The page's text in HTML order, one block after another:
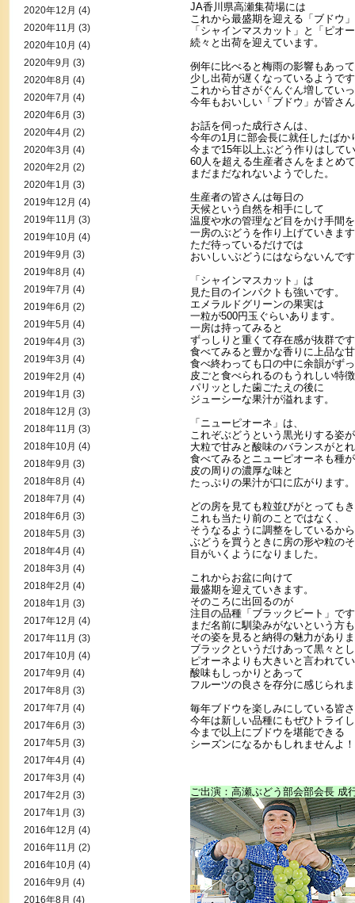
JA香川県高瀬集荷場には
これから最盛期を迎える「ブドウ」
「シャインマスカット」と「ピオ
続々と出荷を迎えています。
例年に比べると梅雨の影響もあって
少し出荷が遅くなっているようで
これから甘さがぐんぐん増してい
今年もおいしい「ブドウ」が皆さ
お話を伺った成行さんは、
今年の1月に部会長に就任したばか
今まで15年以上ぶどう作りはして
60人を超える生産者さんをまとめ
まだまだなれないようでした。
生産者の皆さんは毎日の
天候という自然を相手にして
温度や水の管理など目をかけ手間
一房のぶどうを作り上げていきま
ただ待っているだけでは
おいしいぶどうにはならないんで
「シャインマスカット」は
見た目のインパクトも強いです。
エメラルドグリーンの果実は
一粒が500円玉ぐらいあります。
一房は持ってみると
ずっしりと重くて存在感が抜群で
食べてみると豊かな香りに上品な
食べ終わっても口の中に余韻がず
皮ごと食べられるのもうれしい特
パリッとした歯ごたえの後に
ジューシーな果汁が溢れます。
「ニューピオーネ」は、
これぞぶどうという黒光りする姿
大粒で甘みと酸味のバランスがと
食べてみるとニューピオーネも種
皮の周りの濃厚な味と
たっぷりの果汁が口に広がります。
どの房を見ても粒並びがとっても
これも当たり前のことではなく、
そうなるように調整をしているか
ぶどうを買うときに房の形や粒の
目がいくようになりました。
これからお盆に向けて
最盛期を迎えていきます。
そのころに出回るのが
注目の品種「ブラックビート」で
まだ名前に馴染みがないという方
その姿を見ると納得の魅力があり
ブラックというだけあって黒々と
ピオーネよりも大きいと言われて
酸味もしっかりとあって
フルーツの良さを存分に感じられ
毎年ブドウを楽しみにしている皆
今年は新しい品種にもぜひトライ
今まで以上にブドウを堪能できる
シーズンになるかもしれませんよ
ご出演：高瀬ぶどう部会部会長 成
2020年12月 (4)
2020年11月 (3)
2020年10月 (4)
2020年9月 (3)
2020年8月 (4)
2020年7月 (4)
2020年6月 (3)
2020年4月 (2)
2020年3月 (4)
2020年2月 (2)
2020年1月 (3)
2019年12月 (4)
2019年11月 (3)
2019年10月 (4)
2019年9月 (3)
2019年8月 (4)
2019年7月 (4)
2019年6月 (2)
2019年5月 (4)
2019年4月 (3)
2019年3月 (4)
2019年2月 (4)
2019年1月 (3)
2018年12月 (3)
2018年11月 (3)
2018年10月 (4)
2018年9月 (3)
2018年8月 (4)
2018年7月 (4)
2018年6月 (3)
2018年5月 (3)
2018年4月 (4)
2018年3月 (4)
2018年2月 (4)
2018年1月 (3)
2017年12月 (4)
2017年11月 (3)
2017年10月 (4)
2017年9月 (4)
2017年8月 (3)
2017年7月 (4)
2017年6月 (3)
2017年5月 (3)
2017年4月 (4)
2017年3月 (4)
2017年2月 (3)
2017年1月 (3)
2016年12月 (4)
2016年11月 (2)
2016年10月 (4)
2016年9月 (4)
2016年8月 (4)